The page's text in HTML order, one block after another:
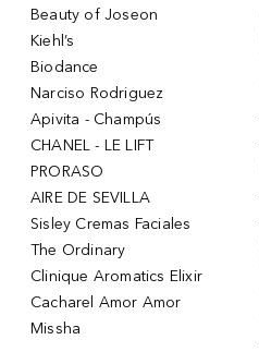
Beauty of Joseon
Kiehl’s
Biodance
Narciso Rodriguez
Apivita - Champús
CHANEL - LE LIFT
PRORASO
AIRE DE SEVILLA
Sisley Cremas Faciales
The Ordinary
Clinique Aromatics Elixir
Cacharel Amor Amor
Missha